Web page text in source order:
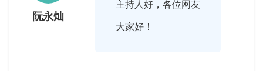
阮永灿
主持人好，各位网友
大家好！